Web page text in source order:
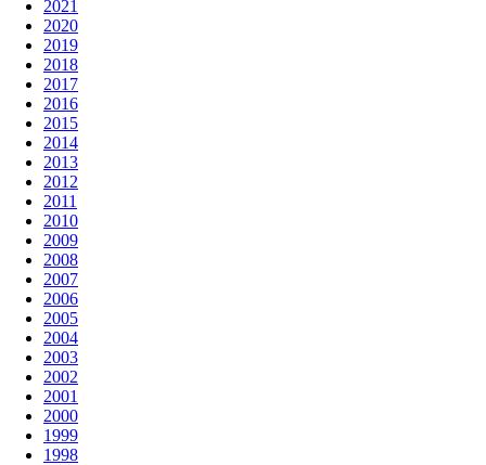
2021
2020
2019
2018
2017
2016
2015
2014
2013
2012
2011
2010
2009
2008
2007
2006
2005
2004
2003
2002
2001
2000
1999
1998